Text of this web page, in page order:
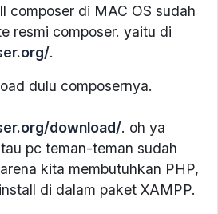
composer di MAC OS sudah
resmi composer. yaitu di
.
dulu composernya.
download/. oh ya
pc teman-teman sudah
kita membutuhkan PHP,
di dalam paket XAMPP.